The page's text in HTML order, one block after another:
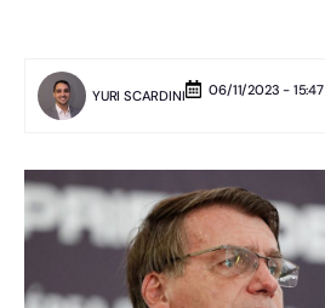
YURI SCARDINI 06/11/2023 - 15:47